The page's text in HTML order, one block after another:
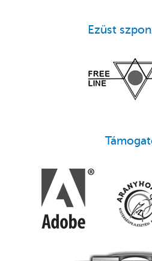
Ezüst